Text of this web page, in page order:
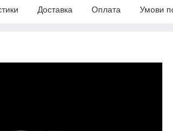
Доставка Оплата Умови